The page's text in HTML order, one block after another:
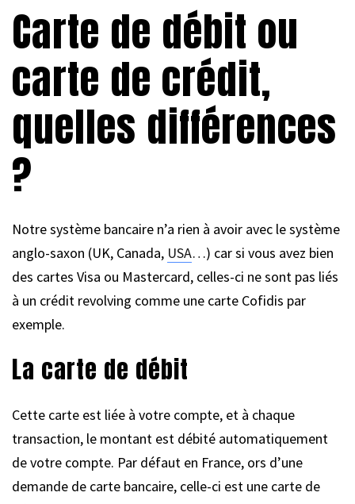
Carte de débit ou
carte de crédit,
quelles différences
?
Notre système bancaire n’a rien à avoir avec le système
anglo-saxon (UK, Canada, USA…) car si vous avez bien
des cartes Visa ou Mastercard, celles-ci ne sont pas liés
à un crédit revolving comme une carte Cofidis par
exemple.
La carte de débit
Cette carte est liée à votre compte, et à chaque
transaction, le montant est débité automatiquement
de votre compte. Par défaut en France, ors d’une
demande de carte bancaire, celle-ci est une carte de